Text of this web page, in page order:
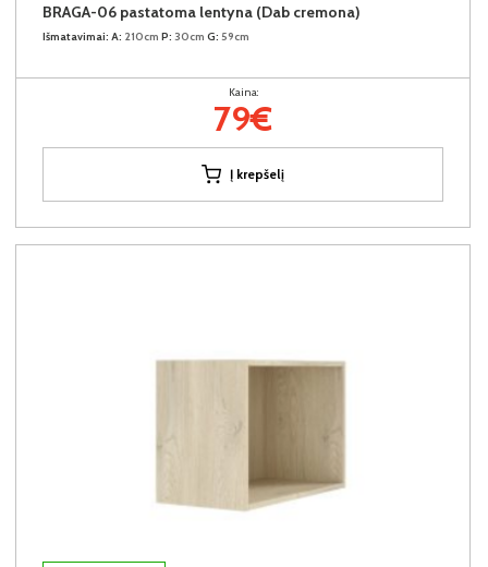
BRAGA-06 pastatoma lentyna (Dab cremona)
Išmatavimai: A: 210cm P: 30cm G: 59cm
Kaina:
79€
Į krepšelį